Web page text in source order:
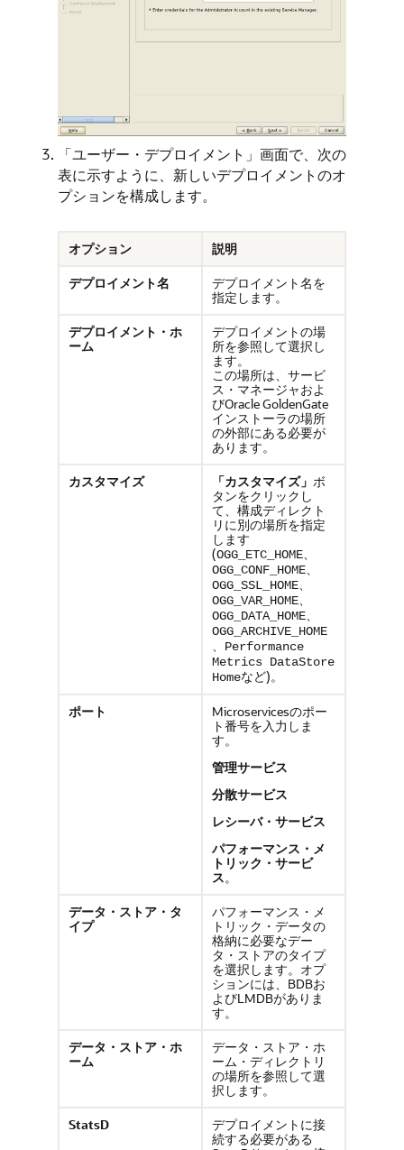
「ユーザー・デプロイメント」画面で、次の
表に示すように、新しいデプロイメントのオ
プションを構成します。
オプション
説明
デプロイメント名
デプロイメント名を
指定します。
デプロイメント・ホ
ーム
デプロイメントの場
所を参照して選択し
ます。
この場所は、サービ
ス・マネージャおよ
びOracle GoldenGate
インストーラの場所
の外部にある必要が
あります。
カスタマイズ
「カスタマイズ」 ボ
タンをクリックし
て、構成ディレクト
リに別の場所を指定
します
(OGG_ETC_HOME
OGG_CONF_HOME
OGG_SSL_HOME
OGG_VAR_HOME
OGG_DATA_HOME
OGG_ARCHIVE_HOME
Performance
Metrics DataStore
Homeなど)。
ポート
Microservicesのポー
ト番号を入力しま
す。
管理サービス
分散サービス
レシーバ・サービス
パフォーマンス・メ
トリック・サービ
ス。
データ・ストア・タ
イプ
パフォーマンス・メ
トリック・データの
格納に必要なデー
タ・ストアのタイプ
を選択します。オプ
ションには、BDBお
よびLMDBがありま
す。
データ・ストア・ホ
ーム
データ・ストア・ホ
ーム・ディレクトリ
の場所を参照して選
択します。
StatsD
デプロイメントに接
続する必要がある